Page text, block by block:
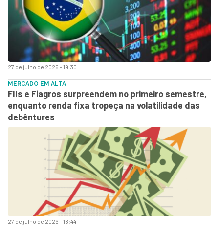
27 de julho de 2026 - 19:30
27 de julho de 2026 - 18:44
MERCADO EM ALTA
FIIs e Fiagros surpreendem no primeiro semestre,
enquanto renda fixa tropeça na volatilidade das
debêntures